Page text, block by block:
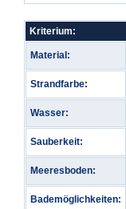
Kriterium:
Material:
Strandfarbe:
Wasser:
Sauberkeit:
Meeresboden:
Bademöglichkeiten: